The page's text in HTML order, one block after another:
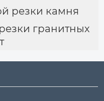
резки камня
гранитных